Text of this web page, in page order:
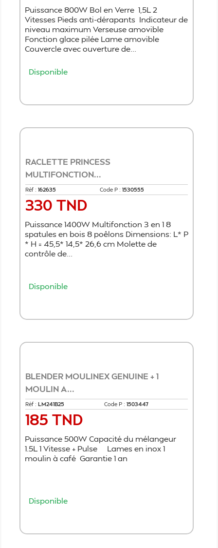
Puissance 800W Bol en Verre 1,5L 2
Vitesses Pieds anti-dérapants Indicateur de
niveau maximum Verseuse amovible
Fonction glace pilée Lame amovible
Couvercle avec ouverture de...
Disponible
RACLETTE PRINCESS
MULTIFONCTION...
Réf : 162635 Code P : 1530555
Prix
330 TND
Puissance 1400W Multifonction 3 en 1 8
spatules en bois 8 poêlons Dimensions: L* P
* H = 45,5* 14,5* 26,6 cm Molette de
contrôle de...
Disponible
BLENDER MOULINEX GENUINE + 1
MOULIN A...
Réf : LM241B25 Code P : 1503447
Prix
185 TND
Puissance 500W Capacité du mélangeur
1.5L 1 Vitesse + Pulse Lames en inox 1
moulin à café Garantie 1 an
Disponible